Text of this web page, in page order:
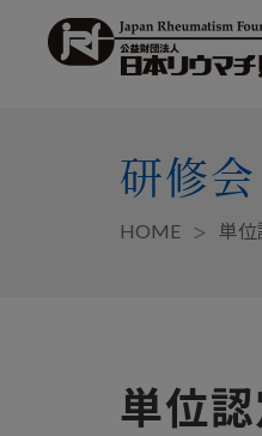
研修会
HOME 単位
単位